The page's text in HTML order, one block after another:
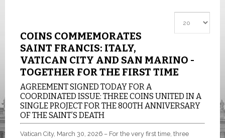
COINS COMMEMORATES
SAINT FRANCIS: ITALY,
VATICAN CITY AND SAN MARINO -
TOGETHER FOR THE FIRST TIME
AGREEMENT SIGNED TODAY FOR A
COORDINATED ISSUE: THREE COINS UNITED IN A
SINGLE PROJECT FOR THE 800TH ANNIVERSARY
OF THE SAINT’S DEATH
Vatican City, March 30, 2026 – For the very first time, three